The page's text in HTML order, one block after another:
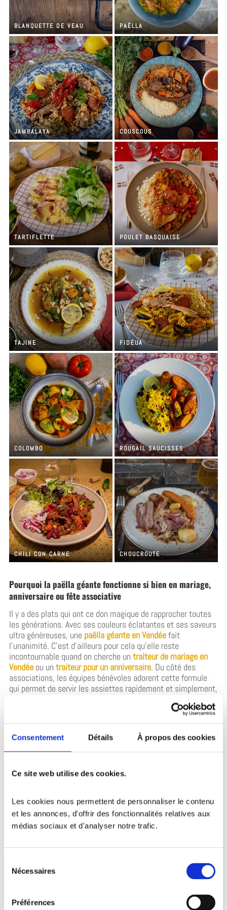
Consentement Détails À propos des cookies
Ce site web utilise des cookies.
Les cookies nous permettent de personnaliser le contenu
et les annonces, d'offrir des fonctionnalités relatives aux
médias sociaux et d'analyser notre trafic.
Nécessaires
Préférences
BLANQUETTE DE VEAU PAËLLA
JAMBALAYA COUSCOUS
TARTIFLETTE POULET BASQUAISE
TAJINE FIDÉUA
COLOMBO ROUGAIL SAUCISSES
CHILI CON CARNE CHOUCROUTE
Pourquoi la paëlla géante fonctionne si bien en mariage,
anniversaire ou fête associative
Il y a des plats qui ont ce don magique de rapprocher toutes
les générations. Avec ses couleurs éclatantes et ses saveurs
ultra généreuses, une paëlla géante en Vendéefait
l’unanimité. C’est d’ailleurs pour cela qu’elle reste
incontournable quand on cherche un traiteur de mariage en
Vendée ou un traiteur pour un anniversaire. Du côté des
associations, les équipes bénévoles adorent cette formule
qui permet de servir les assiettes rapidement et simplement,
Une préparation sur place qui garantit fraîcheur,
générosité et effet visuel
pas. En tant quetraiteur paëlla en Vendée
de la poêle géante fonctionne à chaque fois. Vos invités
repartent tous avec une portion copieuse et bien chaude,
tandis que cette transparence totale dans la préparation leur